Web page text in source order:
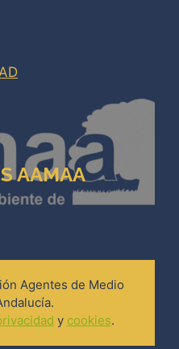
AAMAA
Agentes de Medio
y cookies.